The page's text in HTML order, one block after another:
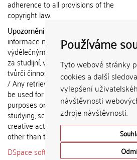
Používáme
Tyto webové stránky
cookies a další
vylepšení
návštěvnosti
zdroje návštěvnosti.
adherence to all provisions of the
copyright law.
Upozornění / Notice:
informace nemohou být použity k
výdělečným účelům nebo vydávány
za studijní, vědeckou nebo jinou
tvůrčí činnost jiné osoby než autora.
/ Any retrieved information shall not
be used for any commercial
purposes or claimed as results of
studying, scientific or any other
creative activities of any person
other than the author.
DSpace software
copyright © 2002-